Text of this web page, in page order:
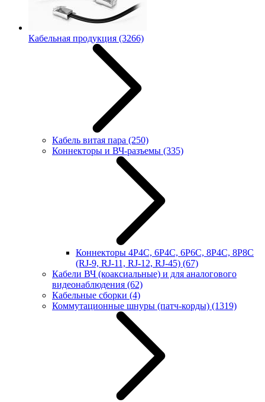
Кабельная продукция (3266)
Кабель витая пара (250)
Коннекторы и ВЧ-разъемы (335)
Коннекторы 4P4C, 6P4C, 6P6C, 8P4C, 8P8C
(RJ-9, RJ-11, RJ-12, RJ-45) (67)
Кабели ВЧ (коаксиальные) и для аналогового
видеонаблюдения (62)
Кабельные сборки (4)
Коммутационные шнуры (патч-корды) (1319)